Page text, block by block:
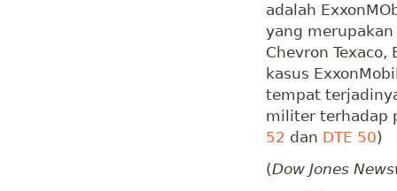
adalah
yang
Chevron
kasus
tempat
militer terhadap
52 dan DTE 50)
(Dow Jones